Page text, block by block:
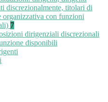
discrezionalmente, titolari di
organizzativa con funzioni
7
dirigenziali discrezionali
disponibili